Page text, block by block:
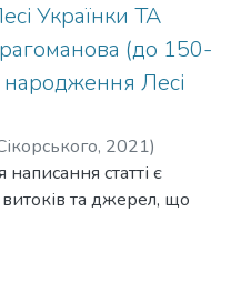
Українки ТА
(до 150-
народження Лесі
, 2021)
статті є
та джерел, що
світогляд